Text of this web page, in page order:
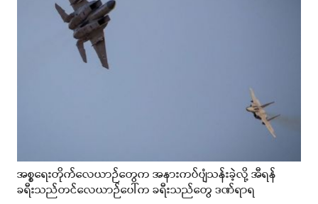
အစ္စရေးတိုက်လေယာဉ်တွေက အနားကပ်ပျံသန်းခဲ့လို့ အီရန်
ခရီးသည်တင်လေယာဉ်ပေါ်က ခရီးသည်တွေ ဒဏ်ရာရ